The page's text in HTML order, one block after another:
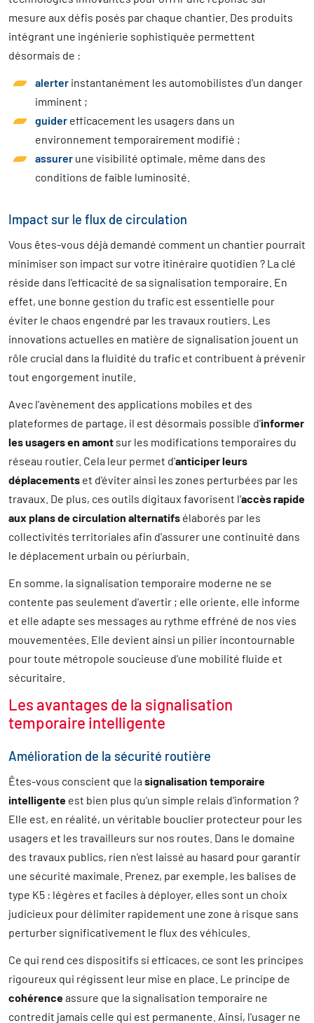
mesure aux défis posés par chaque chantier. Des produits
intégrant une ingénierie sophistiquée permettent
désormais de :
alerter instantanément les automobilistes d'un danger
imminent ;
guider efficacement les usagers dans un
environnement temporairement modifié ;
assurer une visibilité optimale, même dans des
conditions de faible luminosité.
Impact sur le flux de circulation
Vous êtes-vous déjà demandé comment un chantier pourrait
minimiser son impact sur votre itinéraire quotidien ? La clé
réside dans l'efficacité de sa signalisation temporaire. En
effet, une bonne gestion du trafic est essentielle pour
éviter le chaos engendré par les travaux routiers. Les
innovations actuelles en matière de signalisation jouent un
rôle crucial dans la fluidité du trafic et contribuent à prévenir
tout engorgement inutile.
Avec l'avènement des applications mobiles et des
plateformes de partage, il est désormais possible d'informer
les usagers en amont sur les modifications temporaires du
réseau routier. Cela leur permet d'anticiper leurs
déplacements et d'éviter ainsi les zones perturbées par les
travaux. De plus, ces outils digitaux favorisent l'accès rapide
aux plans de circulation alternatifs élaborés par les
collectivités territoriales afin d'assurer une continuité dans
le déplacement urbain ou périurbain.
En somme, la signalisation temporaire moderne ne se
contente pas seulement d'avertir ; elle oriente, elle informe
et elle adapte ses messages au rythme effréné de nos vies
mouvementées. Elle devient ainsi un pilier incontournable
pour toute métropole soucieuse d'une mobilité fluide et
sécuritaire.
Les avantages de la signalisation
temporaire intelligente
Amélioration de la sécurité routière
Êtes-vous conscient que la signalisation temporaire
intelligente est bien plus qu'un simple relais d'information ?
Elle est, en réalité, un véritable bouclier protecteur pour les
usagers et les travailleurs sur nos routes. Dans le domaine
des travaux publics, rien n'est laissé au hasard pour garantir
une sécurité maximale. Prenez, par exemple, les balises de
type K5 : légères et faciles à déployer, elles sont un choix
judicieux pour délimiter rapidement une zone à risque sans
perturber significativement le flux des véhicules.
Ce qui rend ces dispositifs si efficaces, ce sont les principes
rigoureux qui régissent leur mise en place. Le principe de
cohérenceassure que la signalisation temporaire ne
contredit jamais celle qui est permanente. Ainsi, l'usager ne